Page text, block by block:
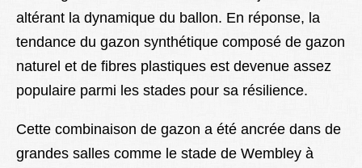
altérant la dynamique du ballon. En réponse, la
tendance du gazon synthétique composé de gazon
naturel et de fibres plastiques est devenue assez
populaire parmi les stades pour sa résilience.
Cette combinaison de gazon a été ancrée dans de
grandes salles comme le stade de Wembley à